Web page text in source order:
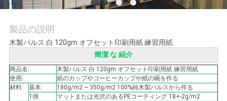
絡
く
だ
さ
い
製品の説明
木製パルス 白 120gm オフセット印刷用紙 練習用紙
簡潔 な 紹介
商品名:
木製パルス 白 120gm オフセット印刷用紙 練習用紙
使用:
紙のカップやコーヒーカップや紙の碗を作る
材料:
基本
180g/m2 ~ 350g/m2 100%純木製パルスから作る
1側
マットまたは光沢のあるPEコーティング 18+-2g/m2